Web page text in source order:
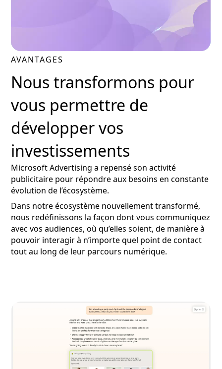
AVANTAGES
Nous transformons pour
vous permettre de
développer vos
investissements
Microsoft Advertising a repensé son activité
publicitaire pour répondre aux besoins en constante
évolution de l’écosystème.
Dans notre écosystème nouvellement transformé,
nous redéfinissons la façon dont vous communiquez
avec vos audiences, où qu’elles soient, de manière à
pouvoir interagir à n’importe quel point de contact
tout au long de leur parcours numérique.